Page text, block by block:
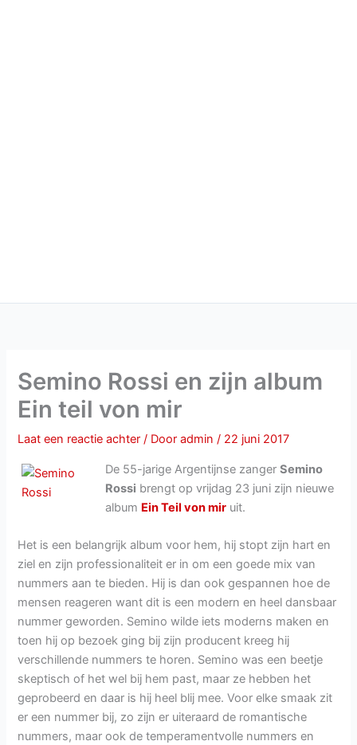
Semino Rossi en zijn album
Ein teil von mir
Laat een reactie achter / Dooradmin/ 22 juni 2017
De 55-jarige Argentijnse zangerSemino
Rossi brengt op vrijdag 23 juni zijn nieuwe
album Ein Teil von mir uit.
Het is een belangrijk album voor hem, hij stopt zijn hart en
ziel en zijn professionaliteit er in om een goede mix van
nummers aan te bieden. Hij is dan ook gespannen hoe de
mensen reageren want dit is een modern en heel dansbaar
nummer geworden. Semino wilde iets moderns maken en
toen hij op bezoek ging bij zijn producent kreeg hij
verschillende nummers te horen. Semino was een beetje
skeptisch of het wel bij hem past, maar ze hebben het
geprobeerd en daar is hij heel blij mee. Voor elke smaak zit
er een nummer bij, zo zijn er uiteraard de romantische
nummers, maar ook de temperamentvolle nummers en